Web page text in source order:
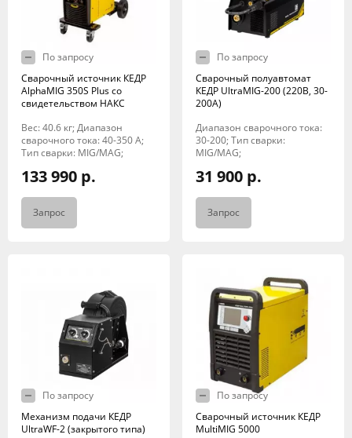
По запросу
Сварочный источник КЕДР
AlphaMIG 350S Plus со
свидетельством НАКС
Вес: 40.6 кг; Диапазон
сварочного тока: 40-350 А;
Тип сварки: MIG/MAG;
133 990 р.
Запрос
По запросу
Сварочный полуавтомат
КЕДР UltraMIG-200 (220В, 30-
200А)
Диапазон сварочного тока:
30-200; Тип сварки:
MIG/MAG;
31 900 р.
Запрос
По запросу
Механизм подачи КЕДР
UltraWF-2 (закрытого типа)
По запросу
Сварочный источник КЕДР
MultiMIG 5000